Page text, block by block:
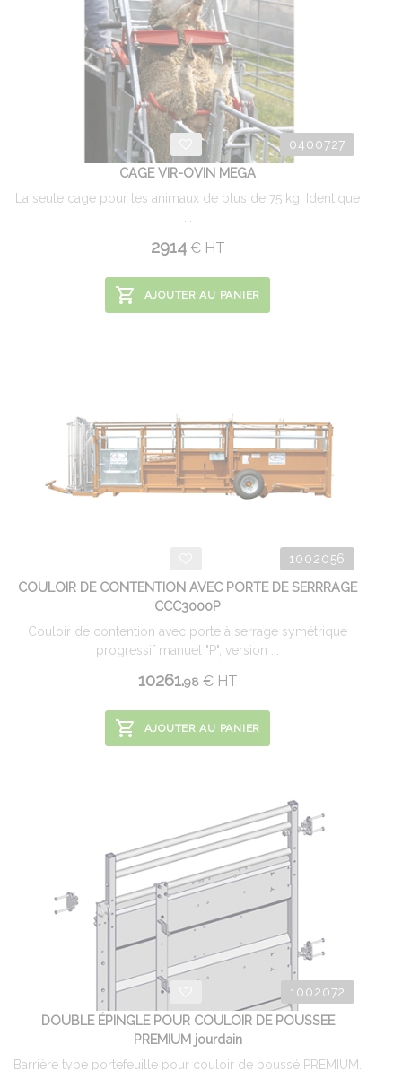
0400727
CAGE VIR-OVIN MEGA
La seule cage pour les animaux de plus de 75 kg. Identique
2914 €HT
AJOUTER AU PANIER
1002056
COULOIR DE CONTENTION AVEC PORTE DE SERRRAGE
CCC3000P
Couloir de contention avec porte à serrage symétrique
progressif manuel "P", version ...
10261.98 €HT
AJOUTER AU PANIER
1002072
DOUBLE ÉPINGLE POUR COULOIR DE POUSSEE
PREMIUM jourdain
Barrière type portefeuille pour couloir de poussé PREMIUM.